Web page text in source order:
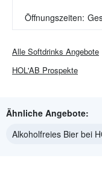
Öffnungszeiten:
Alle Softdrinks Angebote
HOL'AB Prospekte
Ähnliche Angebote:
Alkoholfreies Bier bei